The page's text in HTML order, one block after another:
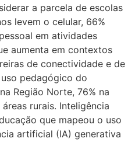
a parcela de escolas
levem o celular, 66%
em atividades
aumenta em contextos
de conectividade e de
pedagógico do
Região Norte, 76% na
rurais. Inteligência
que mapeou o uso
artificial (IA) generativa